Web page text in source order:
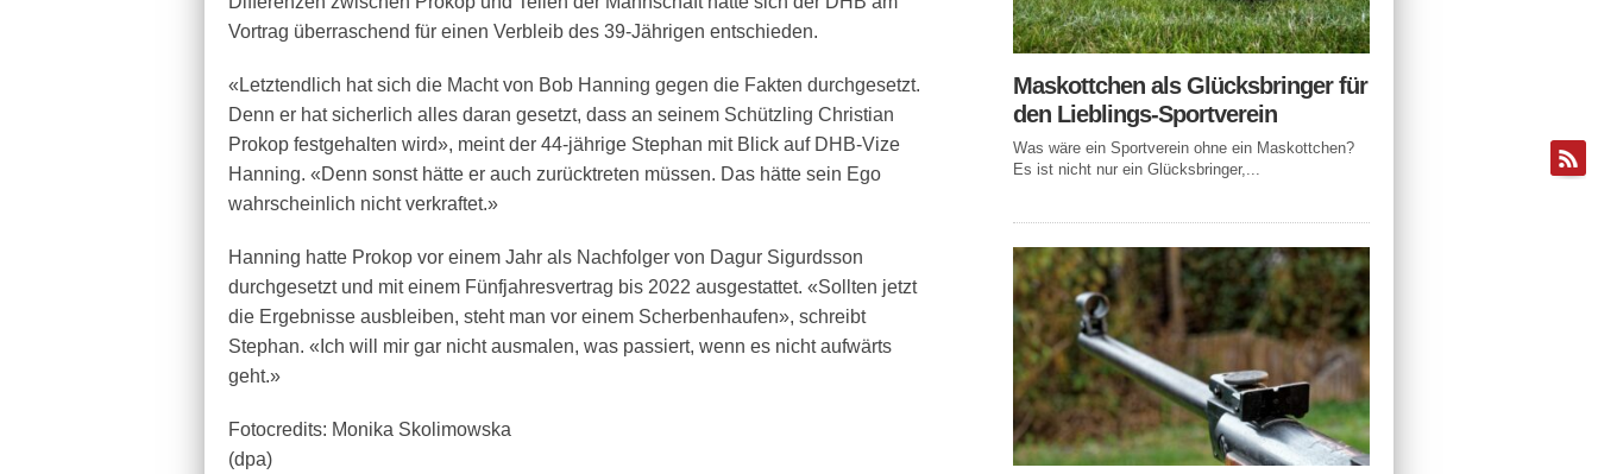
Vortrag überraschend für einen Verbleib des 39-Jährigen entschieden.
«Letztendlich hat sich die Macht von Bob Hanning gegen die Fakten durchgesetzt.
Denn er hat sicherlich alles daran gesetzt, dass an seinem Schützling Christian
Prokop festgehalten wird», meint der 44-jährige Stephan mit Blick auf DHB-Vize
Hanning. «Denn sonst hätte er auch zurücktreten müssen. Das hätte sein Ego
wahrscheinlich nicht verkraftet.»
Hanning hatte Prokop vor einem Jahr als Nachfolger von Dagur Sigurdsson
durchgesetzt und mit einem Fünfjahresvertrag bis 2022 ausgestattet. «Sollten jetzt
die Ergebnisse ausbleiben, steht man vor einem Scherbenhaufen», schreibt
Stephan. «Ich will mir gar nicht ausmalen, was passiert, wenn es nicht aufwärts
geht.»
Fotocredits: Monika Skolimowska
(dpa)
Maskottchen als Glücksbringer für
den Lieblings-Sportverein
Was wäre ein Sportverein ohne ein Maskottchen?
Es ist nicht nur ein Glücksbringer,...